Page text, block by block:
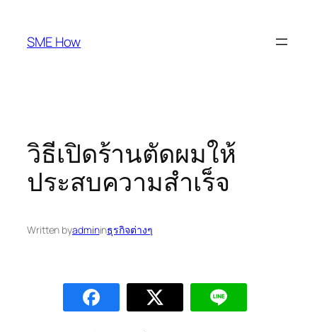
content
SME How
วิธีเปิดร้านตัดผมให้
ประสบความสำเร็จ
Written byadmininธุรกิจต่างๆ